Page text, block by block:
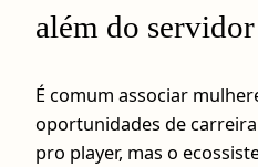
além do servidor
É comum associar
oportunidades de
pro player, mas o